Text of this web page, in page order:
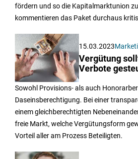
fördern und so die Kapitalmarktunion
kommentieren das Paket durchaus
15.03.2023
Vergütung
Verbote
Sowohl Provisions- als auch
Daseinsberechtigung. Bei einer
einem gleichberechtigten
freie Markt, welche Vergütungsform
Vorteil aller am Prozess Beteiligten.